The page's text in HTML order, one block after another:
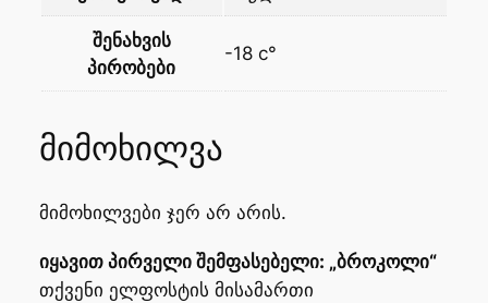
შენახვის
პირობები
-18 c°
მიმოხილვა
მიმოხილვები ჯერ არ არის.
იყავით პირველი შემფასებელი: „ბროკოლი“
თქვენი ელფოსტის მისამართი